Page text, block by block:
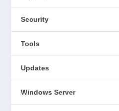
Security
Tools
Updates
Windows Server